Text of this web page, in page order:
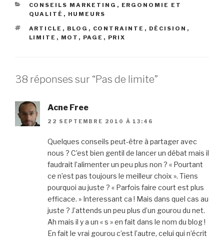
CATÉGORIES
CONSEILS MARKETING , ERGONOMIE ET
QUALITÉ , HUMEURS
ÉTIQUETTES
ARTICLE , BLOG , CONTRAINTE , DÉCISION ,
LIMITE , MOT , PAGE , PRIX
38 réponses sur “Pas de limite”
Acne Free
22 SEPTEMBRE 2010 À 13:46
Quelques conseils peut-être à partager avec
nous ? C’est bien gentil de lancer un débat mais il
faudrait l’alimenter un peu plus non ? « Pourtant
ce n’est pas toujours le meilleur choix ». Tiens
pourquoi au juste ? « Parfois faire court est plus
efficace. » Interessant ca ! Mais dans quel cas au
juste ? J’attends un peu plus d’un gourou du net.
Ah mais il y a un « s » en fait dans le nom du blog !
En fait le vrai gourou c’est l’autre, celui qui n’écrit